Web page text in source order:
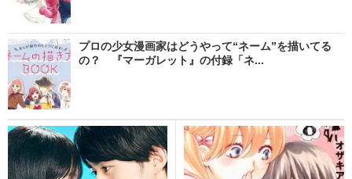
プロの少女漫画家はどうやって“ネーム”を描いてる
の？ 『マーガレット』の付録「ネ...